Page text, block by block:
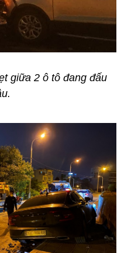
giữa 2 ô tô đang đấu